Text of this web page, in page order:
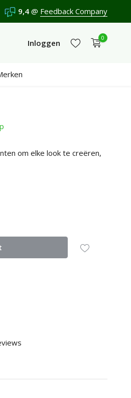
Wij scoren een9,4/10 in
9,4 @ Feedback Company
Inloggen
0
om elke look te creëren,